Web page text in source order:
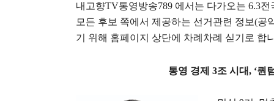
내고향TV통영방송789 에서는 다가오는 6.3전
모든 후보 쪽에서 제공하는 선거관련 정보(공
기 위해 홈페이지 상단에 차례차례 싣기로 합
통영 경제 3조 시대, ‘퀀